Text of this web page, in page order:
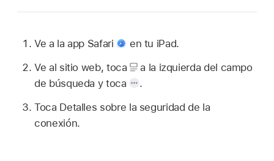
Ve a la app Safari
en tu iPad.
Ve al sitio web, toca
a la izquierda del campo
de búsqueda y toca
.
Toca Detalles sobre la seguridad de la
conexión.